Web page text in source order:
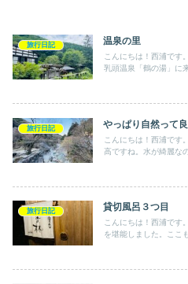
旅行日記 温泉の里
こんにちは！西浦です
乳頭温泉「鶴の湯」に
旅行日記 やっぱり自然って良
こんにちは！西浦です
高ですね。水が綺麗な
旅行日記 貸切風呂３つ目
こんにちは！西浦です
を堪能しました。ここ